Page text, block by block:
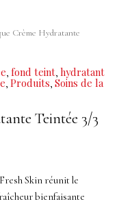
Crème Hydratante
, fond teint, hydratant
, Produits, Soins de la
Teintée 3/3
Skin réunit le
bienfaisante